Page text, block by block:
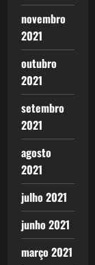
novembro
2021
outubro
2021
setembro
2021
agosto
2021
julho 2021
junho 2021
março 2021